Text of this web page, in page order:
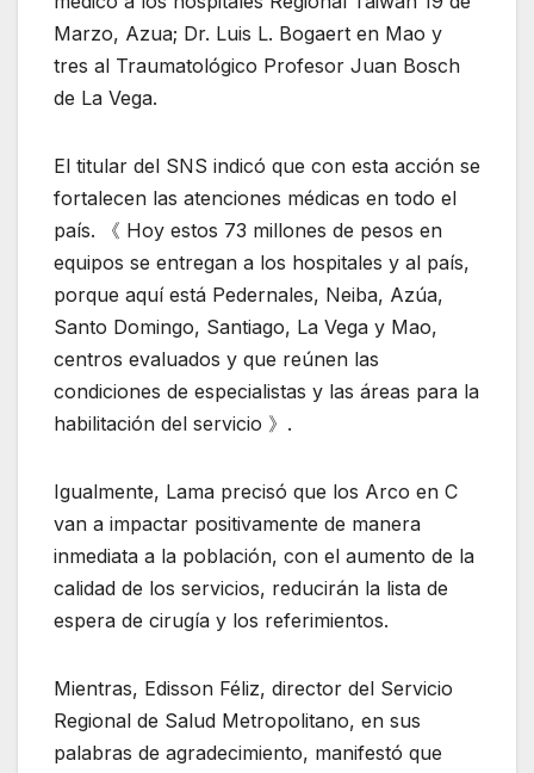
Marzo, Azua; Dr. Luis L. Bogaert en Mao y
tres al Traumatológico Profesor Juan Bosch
de La Vega.
El titular del SNS indicó que con esta acción se
fortalecen las atenciones médicas en todo el
país. 《 Hoy estos 73 millones de pesos en
equipos se entregan a los hospitales y al país,
porque aquí está Pedernales, Neiba, Azúa,
Santo Domingo, Santiago, La Vega y Mao,
centros evaluados y que reúnen las
condiciones de especialistas y las áreas para la
habilitación del servicio 》.
Igualmente, Lama precisó que los Arco en C
van a impactar positivamente de manera
inmediata a la población, con el aumento de la
calidad de los servicios, reducirán la lista de
espera de cirugía y los referimientos.
Mientras, Edisson Féliz, director del Servicio
Regional de Salud Metropolitano, en sus
palabras de agradecimiento, manifestó que